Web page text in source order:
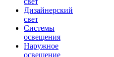
Дизайнерский
свет
Системы
освещения
Наружное
освещение